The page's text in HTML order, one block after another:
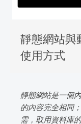
靜態網站與
使用方式
靜態網站是一個
的內容完全相同
需，取用資料庫